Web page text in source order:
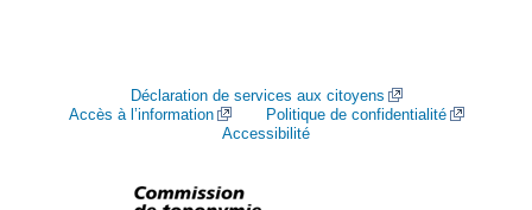
Déclaration de services aux citoyens
Accès à l’information
Politique de confidentialité
Accessibilité